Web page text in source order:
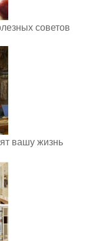
советов
вашу жизнь